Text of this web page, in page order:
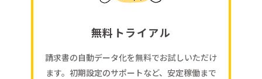
無料トライアル
請求書の自動データ化を無料でお試しいただけ
ます。初期設定のサポートなど、安定稼働まで